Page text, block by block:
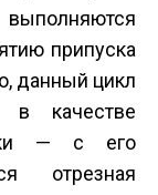
припуска
данный цикл
в качестве
— с его
отрезная